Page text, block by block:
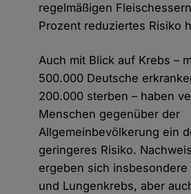
regelmäßigen
Prozent reduziertes Risiko
Auch mit Blick auf Krebs –
500.000 Deutsche
200.000 sterben – haben
Menschen gegenüber der
Allgemeinbevölkerung ein
geringeres Risiko.
ergeben sich insbesondere
und Lungenkrebs, aber